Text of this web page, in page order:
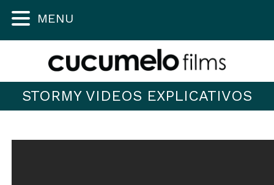
STORMY VIDEOS EXPLICATIVOS
MENU